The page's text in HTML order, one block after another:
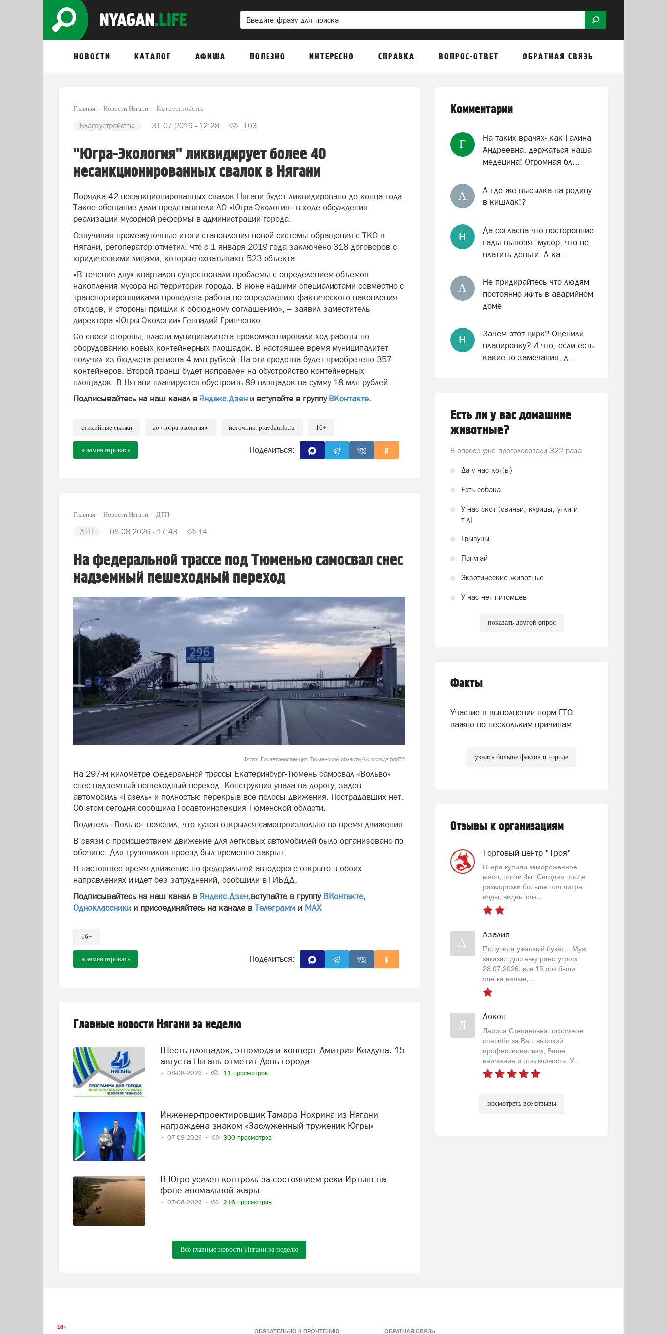
НОВОСТИ КАТАЛОГ АФИША ПОЛЕЗНО ИНТЕРЕСНО СПРАВКА ВОПРОС-ОТВЕТ ОБРАТНАЯ СВЯЗЬ
Главная Новости Нягани Благоустройство
Благоустройство 31.07.2019 - 12:28 103
"Югра-Экология" ликвидирует более 40
несанкционированных свалок в Нягани
Порядка 42 несанкционированных свалок Нягани будет ликвидировано до конца года.
Такое обещание дали представители АО «Югра-Экология» в ходе обсуждения
реализации мусорной реформы в администрации города.
Озвучивая промежуточные итоги становления новой системы обращения с ТКО в
Нягани, регоператор отметил, что с 1 января 2019 года заключено 318 договоров с
юридическими лицами, которые охватывают 523 объекта.
«В течение двух кварталов существовали проблемы с определением объемов
накопления мусора на территории города. В июне нашими специалистами совместно с
транспортировщиками проведена работа по определению фактического накопления
отходов, и стороны пришли к обоюдному соглашению», – заявил заместитель
директора «Югры-Экологии» Геннадий Гринченко.
Со своей стороны, власти муниципалитета прокомментировали ход работы по
оборудованию новых контейнерных площадок. В настоящее время муниципалитет
получил из бюджета региона 4 млн рублей. На эти средства будет приобретено 357
контейнеров. Второй транш будет направлен на обустройство контейнерных
площадок. В Нягани планируется обустроить 89 площадок на сумму 18 млн рублей.
Подписывайтесь на наш канал в Яндекс.Дзен и вступайте в группу ВКонтакте.
стихийные свалки ао «югра-экология» источник: pravdaurfo.ru 16+
комментировать Поделиться:
Главная Новости Нягани ДТП
ДТП 08.08.2026 - 17:43 14
На федеральной трассе под Тюменью самосвал снес
надземный пешеходный переход
Фото: Госавтоинспекция Тюменской области/vk.com/gibdd72
На 297-м километре федеральной трассы Екатеринбург-Тюмень самосвал «Вольво»
снес надземный пешеходный переход. Конструкция упала на дорогу, задев
автомобиль «Газель» и полностью перекрыв все полосы движения. Пострадавших нет.
Об этом сегодня сообщила Госавтоинспекция Тюменской области.
Водитель «Вольво» пояснил, что кузов открылся самопроизвольно во время движения.
В связи с происшествием движение для легковых автомобилей было организовано по
обочине. Для грузовиков проезд был временно закрыт.
В настоящее время движение по федеральной автодороге открыто в обоих
направлениях и идет без затруднений, сообщили в ГИБДД.
Подписывайтесь на наш канал в Яндекс.Дзен,вступайте в группу ВКонтакте,
Одноклассники и присоединяйтесь на канале в Телеграмм и МАХ
16+
комментировать Поделиться:
Главные новости Нягани за неделю
Шесть площадок, этномода и концерт Дмитрия Колдуна. 15
августа Нягань отметит День города
08-08-2026 11 просмотров
Инженер-проектировщик Тамара Нохрина из Нягани
награждена знаком «Заслуженный труженик Югры»
07-08-2026 300 просмотров
В Югре усилен контроль за состоянием реки Иртыш на
фоне аномальной жары
07-08-2026 216 просмотров
Все главные новости Нягани за неделю
Комментарии
Г
На таких врачях- как Галина
Андреевна, держаться наша
медецина! Огромная бл...
А
А где же высылка на родину
в кишлак!?
Н
Да согласна что посторонние
гады вывозят мусор, что не
платить деньги. А ка...
А
Не придирайтесь что людям
постоянно жить в аварийном
доме
Н
Зачем этот цирк? Оценили
планировку? И что, если есть
какие-то замечания, д...
Есть ли у вас домашние
животные?
В опросе уже проголосовали 322 раза
Да у нас кот(ы)
Есть собака
У нас скот (свиньи, курицы, утки и
т.д)
Грызуны
Попугай
Экзотические животные
У нас нет питомцев
показать другой опрос
Факты
Участие в выполнении норм ГТО
важно по нескольким причинам
узнать больше фактов о городе
Отзывы к организациям
Торговый центр "Троя"
Вчера купили замороженное
мясо, почти 4кг. Сегодня после
разморозки больше пол литра
воды, видны сле...
А
Азалия
Получила ужасный букет... Муж
заказал доставку рано утром
28.07.2026, все 15 роз были
слегка вялые,...
Л
Локон
Лариса Степановна, огромное
спасибо за Ваш высокий
профессионализм, Ваше
внимание и отзывчивость. У...
посмотреть все отзывы
16+
ОБЯЗАТЕЛЬНО К ПРОЧТЕНИЮ ОБРАТНАЯ СВЯЗЬ